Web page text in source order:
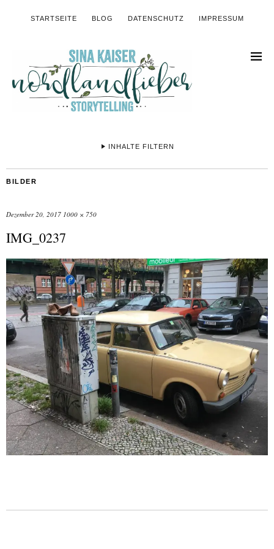
STARTSEITE BLOG DATENSCHUTZ IMPRESSUM
INHALTE FILTERN
BILDER
Dezember 20, 2017 1000 × 750
IMG_0237